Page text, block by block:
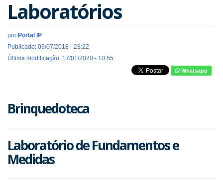
Laboratórios
por Portal IP
Publicado: 03/07/2018 - 23:22
Última modificação: 17/01/2020 - 10:55
Whatsapp
Brinquedoteca
Laboratório de Fundamentos e
Medidas